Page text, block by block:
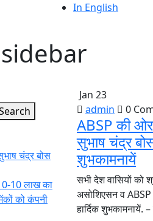
In English
चंद्र बोस
10 लाख का
को कंपनी
Jan 23
admin
0
ABSP की
सुभाष चंद्र
शुभकामनायें
सभी देश वासियों को
असोशिएसन व
हार्दिक शुभकामनायें.